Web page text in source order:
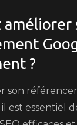
améliorer
?
son
est essentiel